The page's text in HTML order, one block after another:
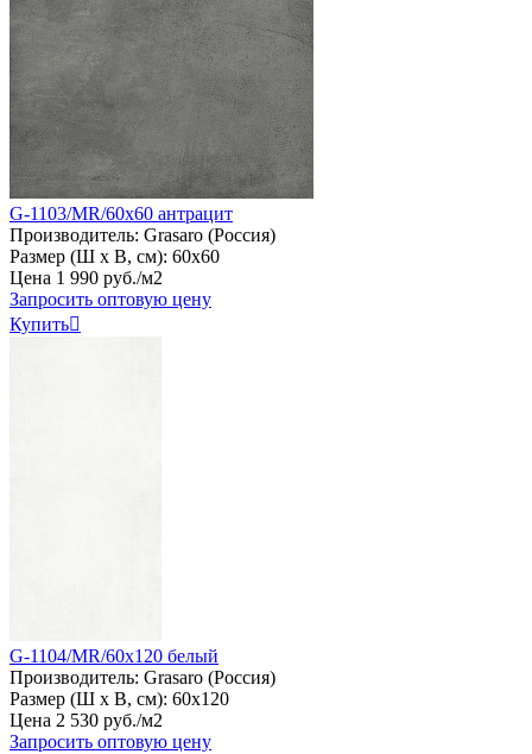
G-1103/MR/60x60 антрацит
Производитель: Grasaro (Россия)
Размер (Ш х В, см): 60х60
Цена 1 990 руб./м2
Запросить оптовую цену
Купить
G-1104/MR/60x120 белый
Производитель: Grasaro (Россия)
Размер (Ш х В, см): 60х120
Цена 2 530 руб./м2
Запросить оптовую цену